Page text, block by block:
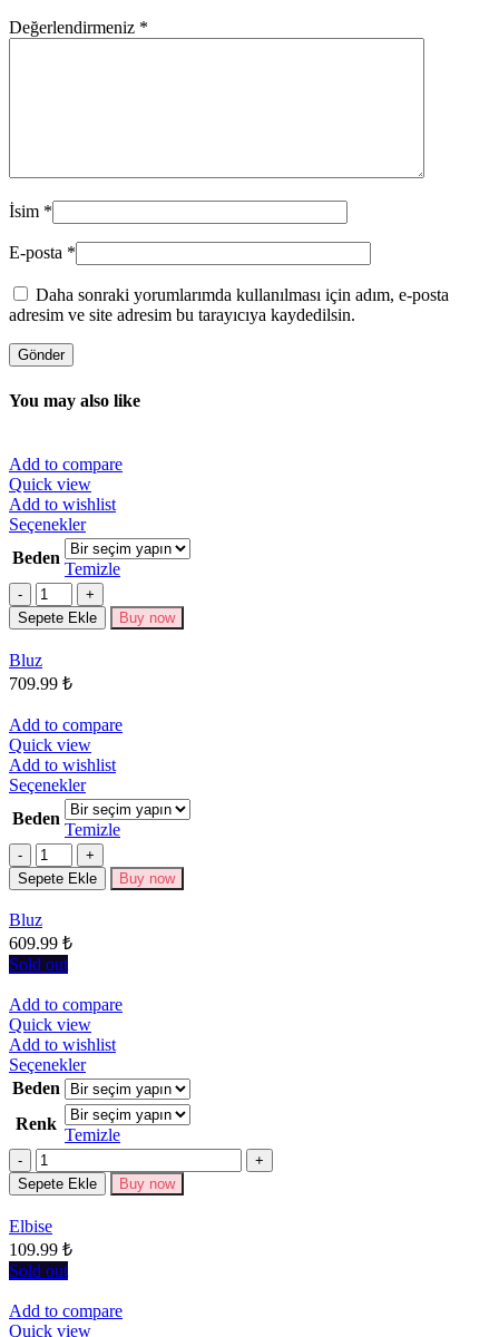
Değerlendirmeniz *
İsim *
E-posta *
Daha sonraki yorumlarımda kullanılması için adım, e-posta
adresim ve site adresim bu tarayıcıya kaydedilsin.
You may also like
Add to compare
Quick view
Add to wishlist
SeçeneklerBu
ürünün
birden
fazla
varyasyonu
var.
Beden
Temizle
Miktar
Sepete Ekle Buy now
Bluz
709.99 ₺
Add to compare
Quick view
Add to wishlist
SeçeneklerBu
ürünün
birden
fazla
varyasyonu
var.
Beden
Temizle
Miktar
Sepete Ekle Buy now
Bluz
609.99 ₺
Sold out
Add to compare
Quick view
Add to wishlist
SeçeneklerBu
ürünün
birden
fazla
varyasyonu
Seçenekler
Beden
Renk
Temizle
Miktar
Sepete Ekle Buy now
Elbise
109.99 ₺
Sold out
Add to compare
Quick view